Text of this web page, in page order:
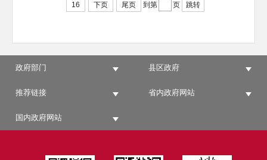
16 下页 尾页 到第 页 跳转
政府部门 县区政府
推荐链接 省内政府网站
国内政府网站